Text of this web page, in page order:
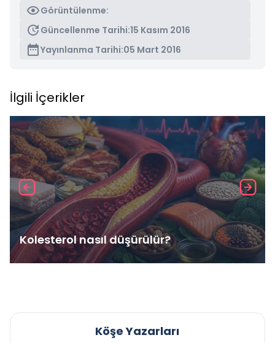
Görüntülenme:
Güncellenme Tarihi:15 Kasım 2016
Yayınlanma Tarihi:05 Mart 2016
İlgili İçerikler
Kolesterol nasıl düşürülür?
Köşe Yazarları